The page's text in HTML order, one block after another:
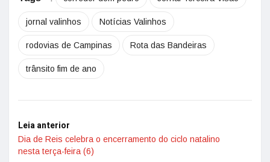
jornal valinhos Notícias Valinhos
rodovias de Campinas Rota das Bandeiras
trânsito fim de ano
Leia anterior
Dia de Reis celebra o encerramento do ciclo natalino
nesta terça-feira (6)